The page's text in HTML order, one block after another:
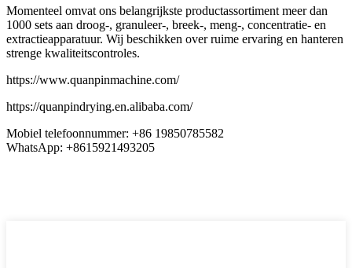
Momenteel omvat ons belangrijkste productassortiment meer dan
1000 sets aan droog-, granuleer-, breek-, meng-, concentratie- en
extractieapparatuur. Wij beschikken over ruime ervaring en hanteren
strenge kwaliteitscontroles.
https://www.quanpinmachine.com/
https://quanpindrying.en.alibaba.com/
Mobiel telefoonnummer: +86 19850785582
WhatsApp: +8615921493205